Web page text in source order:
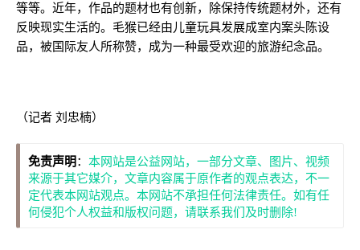
等等。近年，作品的题材也有创新，除保持传统题材外，还有
反映现实生活的。毛猴已经由儿童玩具发展成室内案头陈设
品，被国际友人所称赞，成为一种最受欢迎的旅游纪念品。
（记者 刘忠楠）
免责声明 ： 本网站是公益网站，一部分文章、图片、视频
来源于其它媒介，文章内容属于原作者的观点表达，不一
定代表本网站观点。本网站不承担任何法律责任。如有任
何侵犯个人权益和版权问题，请联系我们及时删除!